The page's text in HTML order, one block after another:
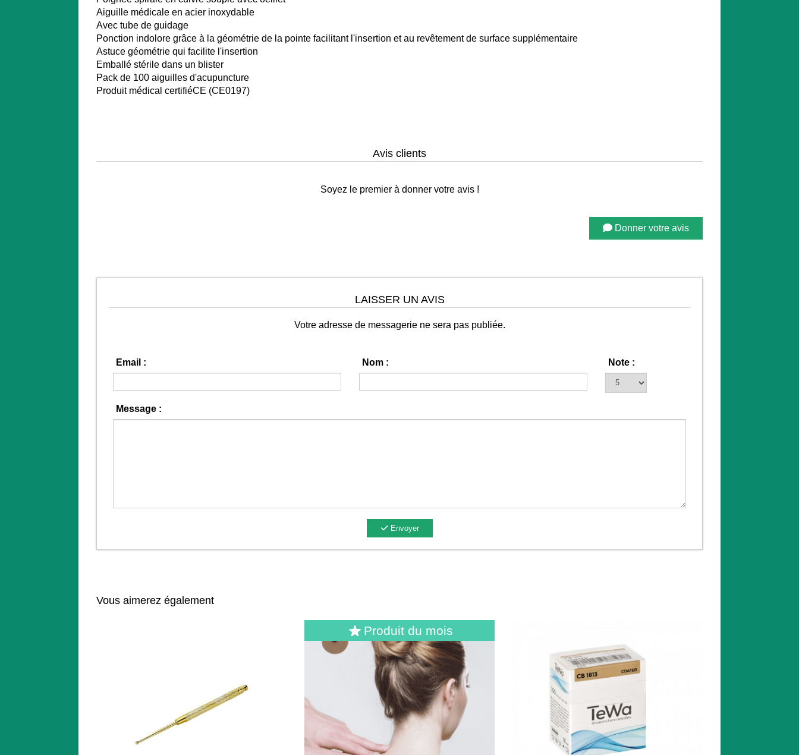
Aiguille médicale en acier inoxydable
Avec tube de guidage
Ponction indolore grâce à la géométrie de la pointe facilitant l'insertion et au revêtement de surface supplémentaire
Astuce géométrie qui facilite l'insertion
Emballé stérile dans un blister
Pack de 100 aiguilles d'acupuncture
Produit médical certifiéCE (CE0197)
Avis clients
Soyez le premier à donner votre avis !
Donner votre avis
LAISSER UN AVIS
Votre adresse de messagerie ne sera pas publiée.
Email : Nom : Note :
Message :
Envoyer
Vous aimerez également